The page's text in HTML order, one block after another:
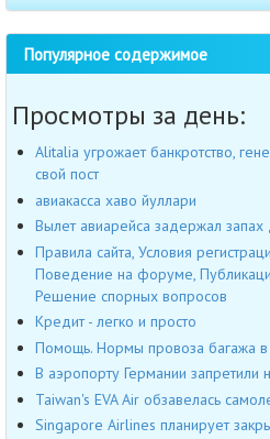
Популярное содержимое
Просмотры за день:
Alitalia угрожает банкротство,
свой пост
авиакасса хаво йуллари
Вылет авиарейса задержал запах
Правила сайта, Условия
Поведение на форуме,
Решение спорных вопросов
Кредит - легко и просто
Помощь. Нормы провоза багажа в
В аэропорту Германии запретили
Taiwan's EVA Air обзавелась
Singapore Airlines планирует